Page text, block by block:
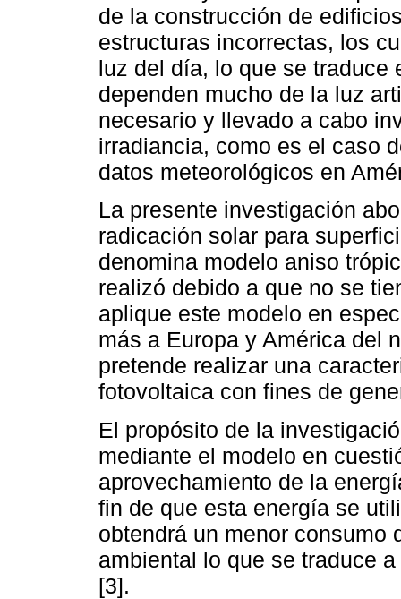
de la construcción de
estructuras incorrectas, los
luz del día, lo que se traduce
dependen mucho de la luz
necesario y llevado a cabo
irradiancia, como es el caso
datos meteorológicos en
La presente investigación
radicación solar para
denomina modelo aniso
realizó debido a que no se
aplique este modelo en
más a Europa y América del
pretende realizar una
fotovoltaica con fines de
El propósito de la
mediante el modelo en
aprovechamiento de la
fin de que esta energía se
obtendrá un menor consumo
ambiental lo que se traduce
[3].